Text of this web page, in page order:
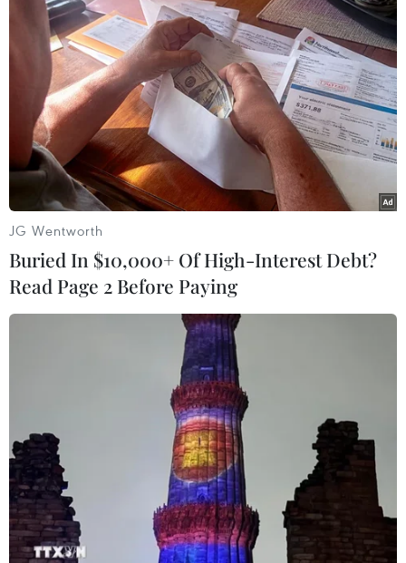
Lào lo ngại nguy cơ lây nhiễm trong cộng
đồng do biến thể Delta
15/09/2021 08:45
Bộ Y tế Lào cho biết các cụm dịch mới trong cộng đồng
liên quan đến hoạt động tụ họp của người dân để thực
hiện nghi lễ tôn giáo, đám ma... cho đến các chợ thực
phẩm.
91% trẻ vị thành niên Trung Quốc được
JG Wentworth
Buried In $10,000+ Of High-Interest Debt?
Read Page 2 Before Paying